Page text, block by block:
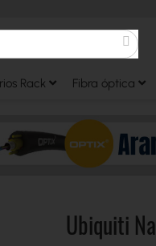
Search
Rack Fibra óptica
Ubiquiti